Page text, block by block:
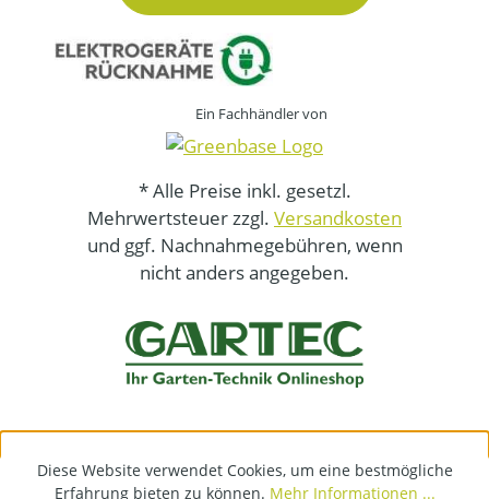
Ein Fachhändler von
* Alle Preise inkl. gesetzl.
Mehrwertsteuer zzgl. Versandkosten
und ggf. Nachnahmegebühren, wenn
nicht anders angegeben.
Diese Website verwendet Cookies, um eine bestmögliche
Erfahrung bieten zu können. Mehr Informationen ...